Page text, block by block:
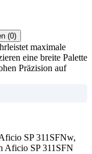
(0)
maximale
eine breite Palette
Präzision auf
SP 311SFNw,
Aficio SP 311SFN